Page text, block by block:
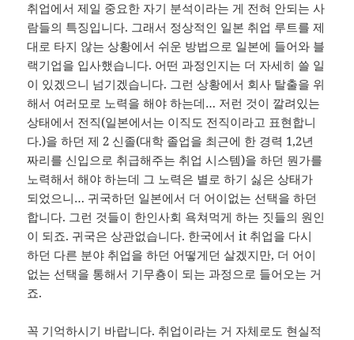
취업에서 제일 중요한 자기 분석이라는 게 전혀 안되는 사
람들의 특징입니다. 그래서 정상적인 일본 취업 루트를 제
대로 타지 않는 상황에서 쉬운 방법으로 일본에 들어와 블
랙기업을 입사했습니다. 어떤 과정인지는 더 자세히 쓸 일
이 있겠으니 넘기겠습니다. 그런 상황에서 회사 탈출을 위
해서 여러모로 노력을 해야 하는데… 저런 것이 깔려있는
상태에서 전직(일본에서는 이직도 전직이라고 표현합니
다.)을 하던 제 2 신졸(대학 졸업을 최근에 한 경력 1,2년
짜리를 신입으로 취급해주는 취업 시스템)을 하던 뭔가를
노력해서 해야 하는데 그 노력은 별로 하기 싫은 상태가
되었으니… 귀국하던 일본에서 더 어이없는 선택을 하던
합니다. 그런 것들이 한인사회 욕쳐먹게 하는 짓들의 원인
이 되죠. 귀국은 상관없습니다. 한국에서 it 취업을 다시
하던 다른 분야 취업을 하던 어떻게던 살겠지만, 더 어이
없는 선택을 통해서 기무춍이 되는 과정으로 들어오는 거
죠.
꼭 기억하시기 바랍니다. 취업이라는 거 자체로도 현실적